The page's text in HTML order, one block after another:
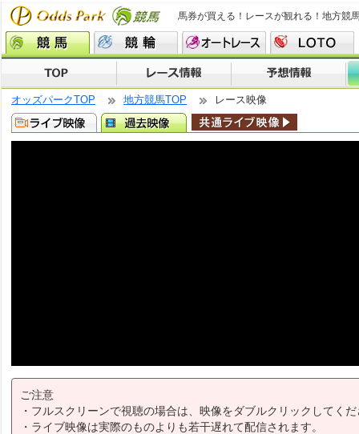
馬券が買える！レースが観れる！地方競
オッズパークTOP 地方競馬TOP レース映像
ご注意
・フルスクリーンで視聴の場合は、映像をダブルクリックしてく
・ライブ映像は実際のものよりも若干遅れて配信されます。